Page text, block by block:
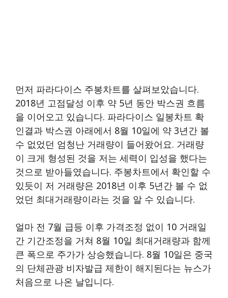
먼저 파라다이스 주봉차트를 살펴보았습니다.
2018년 고점달성 이후 약 5년 동안 박스권 흐름
을 이어오고 있습니다. 파라다이스 일봉차트 확
인결과 박스권 아래에서 8월 10일에 약 3년간 볼
수 없었던 엄청난 거래량이 들어왔어요. 거래량
이 크게 형성된 것을 저는 세력이 입성을 했다는
것으로 받아들였습니다. 주봉차트에서 확인할 수
있듯이 저 거래량은 2018년 이후 5년간 볼 수 없
었던 최대거래량이라는 것을 알 수 있습니다.
얼마 전 7월 급등 이후 가격조정 없이 10 거래일
간 기간조정을 거쳐 8월 10일 최대거래량과 함께
큰 폭으로 주가가 상승했습니다. 8월 10일은 중국
의 단체관광 비자발급 제한이 해지된다는 뉴스가
처음으로 나온 날입니다.